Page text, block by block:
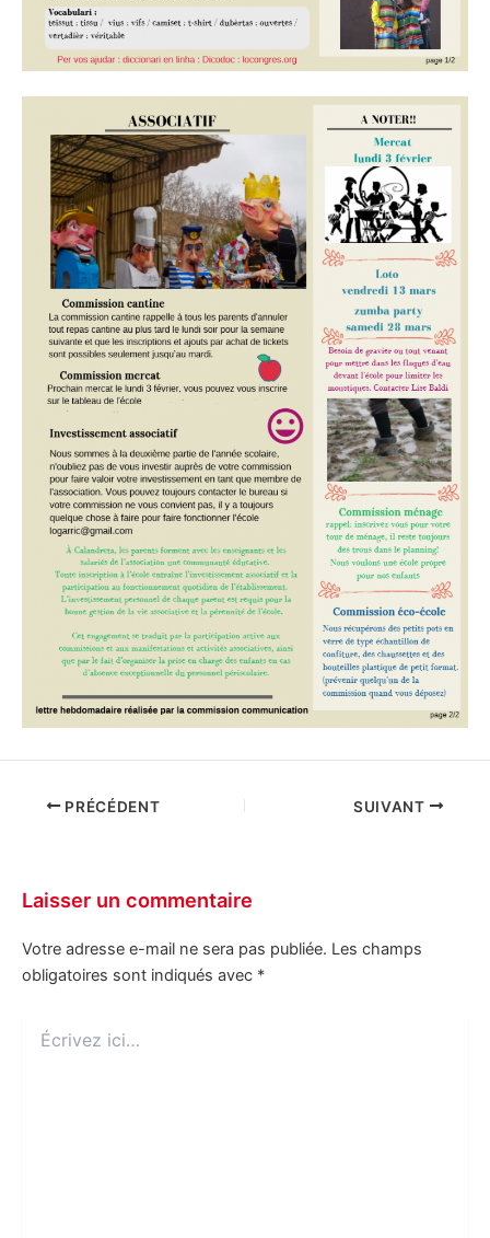
PRÉCÉDENT SUIVANT
Laisser un commentaire
Votre adresse e-mail ne sera pas publiée. Les champs
obligatoires sont indiqués avec *
ici…